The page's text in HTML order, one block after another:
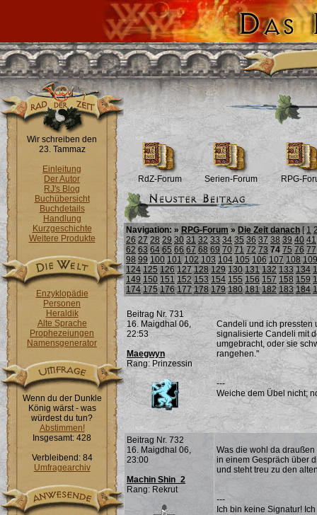
Wir schreiben den
23. Tammaz
Einleitung
Der Autor
RJ's Blog
Buchübersicht
Buchdetails
Handlung
Kurzgeschichte
Weitere Produkte
Enzyklopädie
Personen
Heraldik
Alte Sprache
Prophezeiungen
Namensgenerator
Wenn du der Dunkle
König wärst - was
würdest du tun?
Abstimmen!
Insgesamt: 428
Verbleibend: 84
Umfragearchiv
RdZ-Forum Serien-Forum RPG-
Navigation: » RPG-Forum » Die Zeit danach [1
26 27 28 29 30 31 32 33 34 35 36 37 38 39 40 41
62 63 64 65 66 67 68 69 70 71 72 73 74 75 76 77
98 99 100 101 102 103 104 105 106 107 108 109
124 125 126 127 128 129 130 131 132 133 134
149 150 151 152 153 154 155 156 157 158 159
174 175 176 177 178 179 180 181 182 183 184
Beitrag Nr. 731
16. Maigdhal 06,
22:53
Maegwyn
Rang: Prinzessin
Candeli und ich pressten
signalisierte Candeli mit
umgebracht, oder sie
rangehen."
---
Weiche dem Übel nicht;
Beitrag Nr. 732
16. Maigdhal 06,
23:00
Machin Shin_2
Rang: Rekrut
Was die wohl da
in einem Gespräch über
und steht treu zu den
---
Ich bin keine Signatur!